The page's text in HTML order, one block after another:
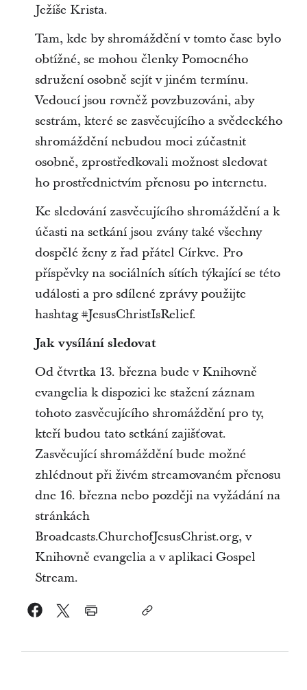
Ježíše Krista.
Tam, kde by shromáždění v tomto čase bylo
obtížné, se mohou členky Pomocného
sdružení osobně sejít v jiném termínu.
Vedoucí jsou rovněž povzbuzováni, aby
sestrám, které se zasvěcujícího a svědeckého
shromáždění nebudou moci zúčastnit
osobně, zprostředkovali možnost sledovat
ho prostřednictvím přenosu po internetu.
Ke sledování zasvěcujícího shromáždění a k
účasti na setkání jsou zvány také všechny
dospělé ženy z řad přátel Církve. Pro
příspěvky na sociálních sítích týkající se této
události a pro sdílené zprávy použijte
hashtag #JesusChristIsRelief.
Jak vysílání sledovat
Od čtvrtka 13. března bude v Knihovně
evangelia k dispozici ke stažení záznam
tohoto zasvěcujícího shromáždění pro ty,
kteří budou tato setkání zajišťovat.
Zasvěcující shromáždění bude možné
zhlédnout při živém streamovaném přenosu
dne 16. března nebo později na vyžádání na
stránkách
Broadcasts.ChurchofJesusChrist.org, v
Knihovně evangelia a v aplikaci Gospel
Stream.